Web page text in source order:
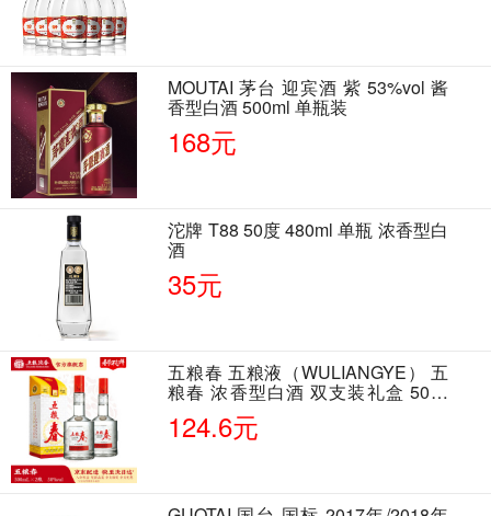
MOUTAI 茅台 迎宾酒 紫 53%vol 酱
香型白酒 500ml 单瓶装
168元
沱牌 T88 50度 480ml 单瓶 浓香型白
酒
35元
五粮春 五粮液（WULIANGYE） 五
粮春 浓香型白酒 双支装礼盒 50度
500ml*2瓶 含酒具
124.6元